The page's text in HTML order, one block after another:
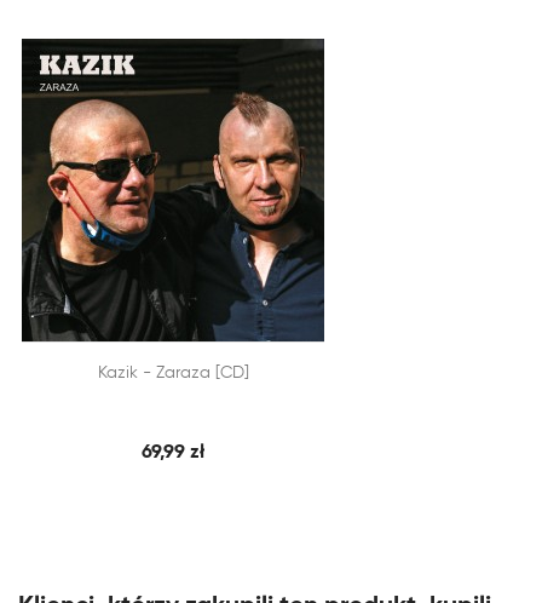
DODAJ DO KOSZYKA
SZYBKI PODGLĄD
Kazik - Zaraza [CD]
69,99 zł